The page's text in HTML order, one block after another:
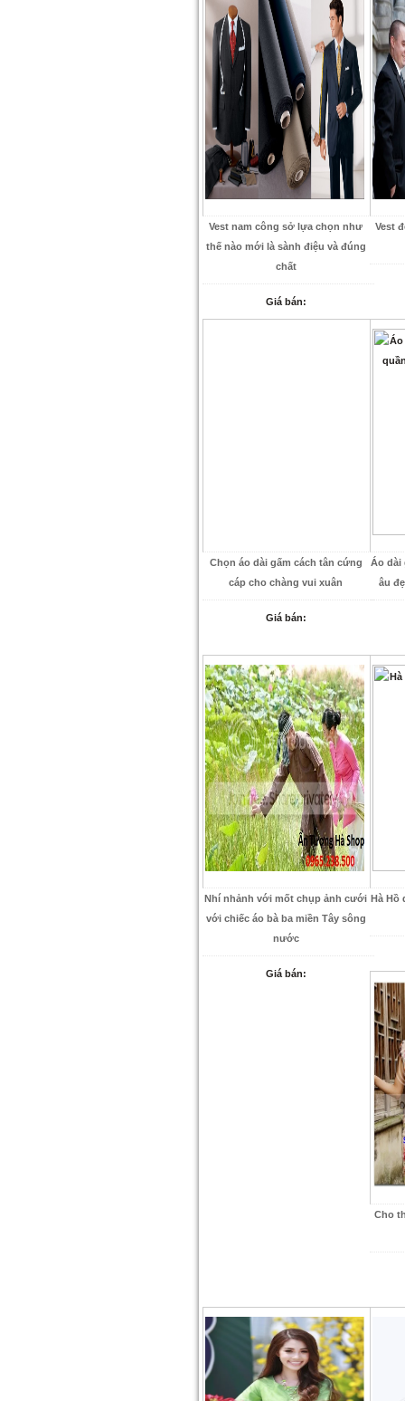
Vest nam công sở lựa chọn như
thế nào mới là sành điệu và đúng
chất
Giá bán:
Vest
Chọn áo dài gấm cách tân cứng
cáp cho chàng vui xuân
Giá bán:
Áo dài
âu
Nhí nhảnh với mốt chụp ảnh cưới
với chiếc áo bà ba miền Tây sông
nước
Giá bán:
Hà Hồ
Cho